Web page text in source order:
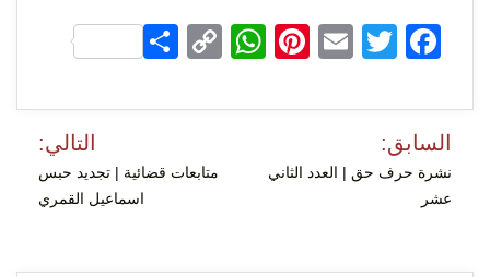
Facebook
Twitter
Email
Pinterest
WhatsApp
Copy
Share
تصفّح
المقالات
السابق:
نشرة حرف حق | العدد الثاني
عشر
التالي:
متابعات قضائية | تجديد حبس
اسماعيل القمري